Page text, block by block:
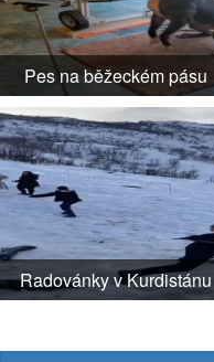
Pes na běžeckém pásu
Radovánky v Kurdistánu